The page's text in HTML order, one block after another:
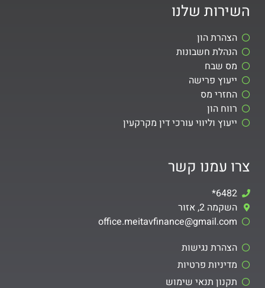
השירות שלנו
הצהרת הון
הנהלת חשבונות
מס שבח
ייעוץ פרישה
החזרי מס
רווח הון
ייעוץ וליווי עורכי דין מקרקעין
צרו עמנו קשר
6482*
השקמה 2, אזור
office.meitavfinance@gmail.com​
הצהרת נגישות
מדיניות פרטיות
תקנון תנאי שימוש